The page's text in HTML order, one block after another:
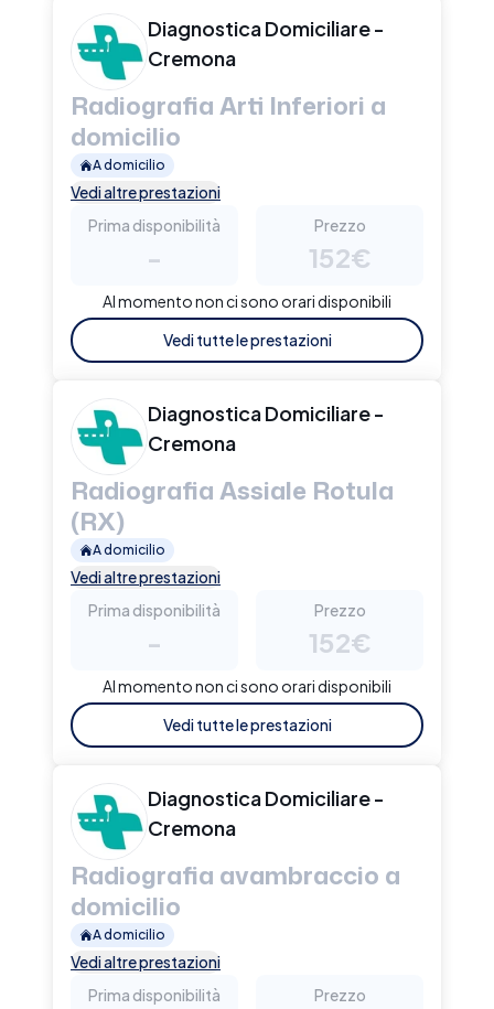
Diagnostica Domiciliare -
Cremona
Radiografia Arti Inferiori a
domicilio
A domicilio
Vedi altre prestazioni
Prima disponibilità
-
Prezzo
152€
Al momento non ci sono orari disponibili
Vedi tutte le prestazioni
Diagnostica Domiciliare -
Cremona
Radiografia Assiale Rotula
(RX)
A domicilio
Vedi altre prestazioni
Prima disponibilità
-
Prezzo
152€
Al momento non ci sono orari disponibili
Vedi tutte le prestazioni
Diagnostica Domiciliare -
Cremona
Radiografia avambraccio a
domicilio
A domicilio
Vedi altre prestazioni
Prima disponibilità
Prezzo